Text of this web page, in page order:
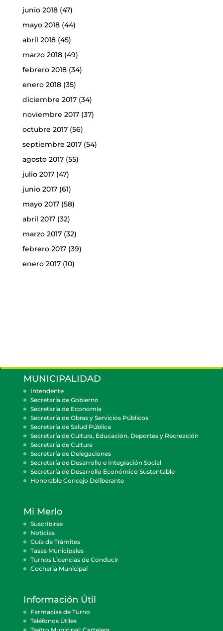
junio 2018(47)
mayo 2018(44)
abril 2018(45)
marzo 2018(49)
febrero 2018(34)
enero 2018(35)
diciembre 2017(34)
noviembre 2017(37)
octubre 2017(56)
septiembre 2017(54)
agosto 2017(55)
julio 2017(47)
junio 2017(61)
mayo 2017(58)
abril 2017(32)
marzo 2017(32)
febrero 2017(39)
enero 2017(10)
MUNICIPALIDAD
Intendente
Secretaría de Gobierno
Secretaría de Economía
Secretaría de Obras y Servicios Públicos
Secretaría de Salud Pública
Secretaría de Cultura, Educación, Deportes y Recreación
Secretaría de Cultura
Secretaría de Delegaciones
Secretaría de Desarrollo e Integración Social
Secretaría de Desarrollo Económico Sustentable
Honorable Concejo Deliberante
Mi Merlo
Suscribirse
Noticias
Guía de Trámites
Tasas Municipales
Turnos Licencias de Conducir
Cocheria Municipal
Información Útil
Farmacias de Turno
Teléfonos Útiles